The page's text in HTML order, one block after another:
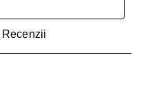
Recenzii